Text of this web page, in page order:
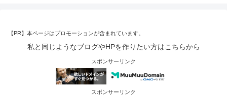
【PR】本ページはプロモーションが含まれています。
私と同じようなブログやHPを作りたい方はこちらから
スポンサーリンク
スポンサーリンク